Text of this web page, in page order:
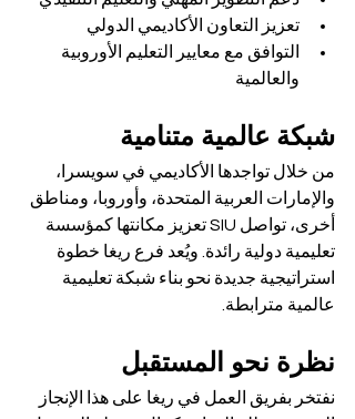
تعزيز التعاون الأكاديمي الدولي
التوافق مع معايير التعليم الأوروبية
والعالمية
شبكة عالمية متنامية
من خلال تواجدها الأكاديمي في سويسرا،
والإمارات العربية المتحدة، وأوروبا، ومناطق
أخرى، تواصل SIU تعزيز مكانتها كمؤسسة
تعليمية دولية رائدة. ويُعد فرع ريغا خطوة
استراتيجية جديدة نحو بناء شبكة تعليمية
عالمية مترابطة.
نظرة نحو المستقبل
نفتخر بفريق العمل في ريغا على هذا الإنجاز